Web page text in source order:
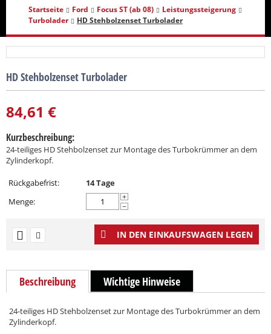
Startseite Ford Focus ST (ab 08)
Leistungssteigerung
Turbolader
HD Stehbolzenset Turbolader
HD Stehbolzenset Turbolader
84,61 €
Kurzbeschreibung:
24-teiliges HD Stehbolzenset zur Montage des Turbokrümmer an dem
Zylinderkopf.
Rückgabefrist:
14 Tage
Menge:
+
−
IN DEN EINKAUFSWAGEN LEGEN
Beschreibung Wichtige Hinweise
24-teiliges HD Stehbolzenset zur Montage des Turbokrümmer an dem
Zylinderkopf.